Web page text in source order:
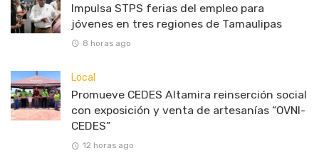
Impulsa STPS ferias del empleo para
jóvenes en tres regiones de Tamaulipas
8 horas ago
Local
Promueve CEDES Altamira reinserción social
con exposición y venta de artesanías “OVNI-
CEDES”
12 horas ago